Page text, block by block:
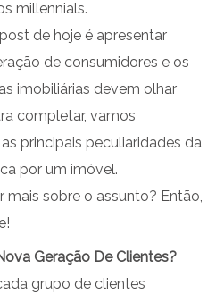
millennials.
de hoje é apresentar
de consumidores e os
imobiliárias devem olhar
completar, vamos
principais peculiaridades da
por um imóvel.
mais sobre o assunto? Então,
Geração De Clientes?
grupo de clientes